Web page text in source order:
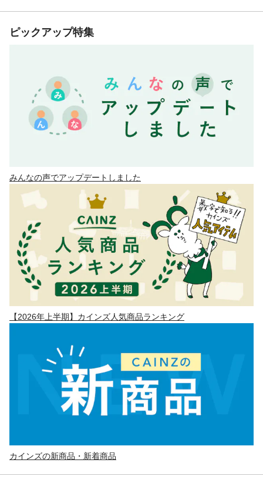
ピックアップ特集
みんなの声でアップデートしました
【2026年上半期】カインズ人気商品ランキング
カインズの新商品・新着商品